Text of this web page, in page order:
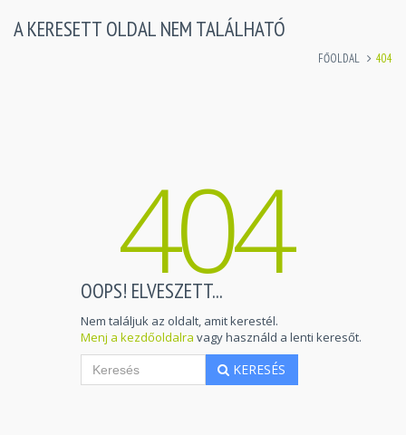
A KERESETT OLDAL NEM TALÁLHATÓ
FŐOLDAL 404
404
OOPS! ELVESZETT...
Nem találjuk az oldalt, amit kerestél.
Menj a kezdőoldalra vagy használd a lenti keresőt.
KERESÉS